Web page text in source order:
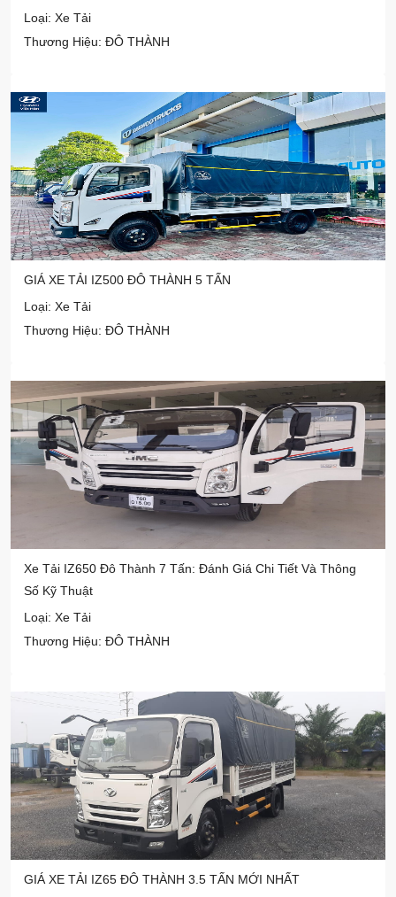
Loại: Xe Tải
Thương Hiệu: ĐÔ THÀNH
GIÁ XE TẢI IZ500 ĐÔ THÀNH 5 TẤN
Loại: Xe Tải
Thương Hiệu: ĐÔ THÀNH
Xe Tải IZ650 Đô Thành 7 Tấn: Đánh Giá Chi Tiết Và Thông
Số Kỹ Thuật
Loại: Xe Tải
Thương Hiệu: ĐÔ THÀNH
GIÁ XE TẢI IZ65 ĐÔ THÀNH 3.5 TẤN MỚI NHẤT